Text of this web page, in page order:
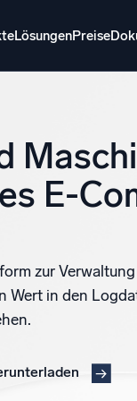
LösungenPreise
E-
zur
Wert in den